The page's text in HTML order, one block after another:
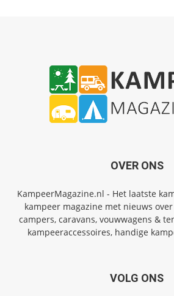
OVER ONS
KampeerMagazine.nl - Het laatste
kampeer magazine met nieuws
campers, caravans, vouwwagens &
kampeeraccessoires, handige
VOLG ONS